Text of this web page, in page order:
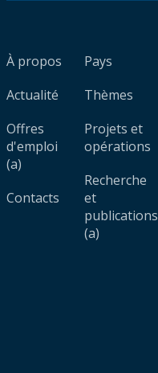
À propos
Actualité
Offres
d'emploi
(a)
Contacts
Pays
Thèmes
Projets et
opérations
Recherche
et
publications
(a)